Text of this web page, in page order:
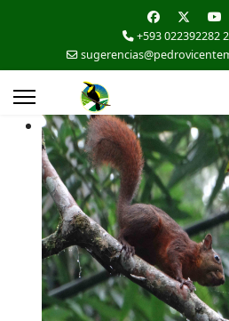
+593 022392282